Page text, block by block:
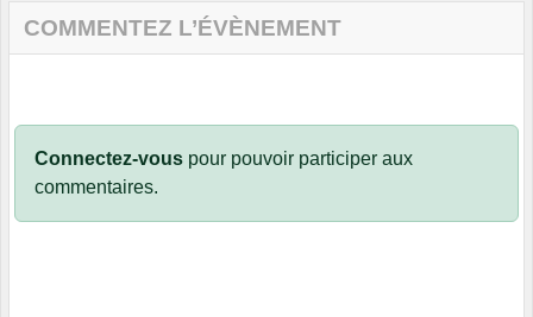
COMMENTEZ L’ÉVÈNEMENT
Connectez-vous pour pouvoir participer aux
commentaires.